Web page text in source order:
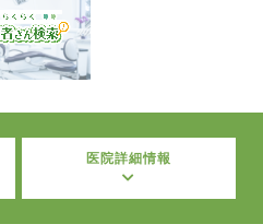
医院詳細情報